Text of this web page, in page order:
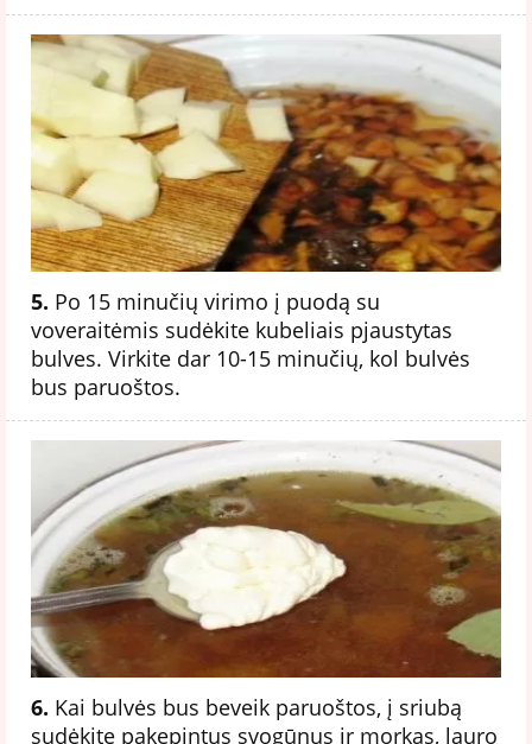
5. Po 15 minučių virimo į puodą su
voveraitėmis sudėkite kubeliais pjaustytas
bulves. Virkite dar 10-15 minučių, kol bulvės
bus paruoštos.
6. Kai bulvės bus beveik paruoštos, į sriubą
sudėkite pakepintus svogūnus ir morkas, lauro